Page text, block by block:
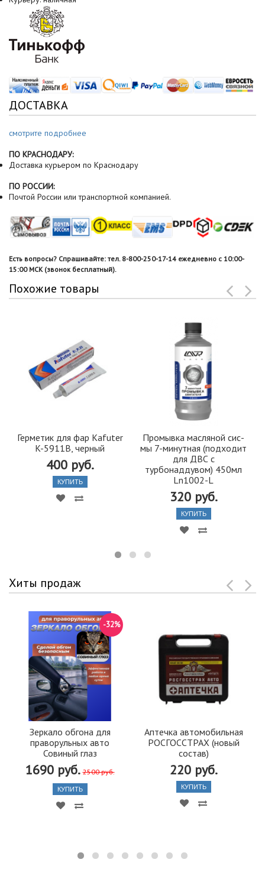
ДОСТАВКА
смотрите подробнее
ПО КРАСНОДАРУ:
Доставка курьером по Краснодару
ПО РОССИИ:
Почтой России или транспортной компанией.
Есть вопросы? Спрашивайте: тел. 8-800-250-17-14 ежедневно с 10:00-
15:00 МСК (звонок бесплатный).
Похожие товары
Герметик для фар Kafuter
K-5911B, черный
400 руб.
КУПИТЬ
Промывка масляной сис-
мы 7-минутная (подходит
для ДВС с
турбонаддувом) 450мл
Ln1002-L
320 руб.
КУПИТЬ
Хиты продаж
Зеркало обгона для
праворульных авто
Совиный глаз
1690 руб. 2500 руб.
-32%
КУПИТЬ
Аптечка автомобильная
РОСГОССТРАХ (новый
состав)
220 руб.
КУПИТЬ